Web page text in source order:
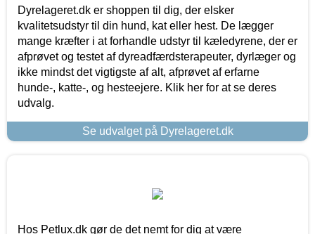
Dyrelageret.dk er shoppen til dig, der elsker
kvalitetsudstyr til din hund, kat eller hest. De lægger
mange kræfter i at forhandle udstyr til kæledyrene, der er
afprøvet og testet af dyreadfærdsterapeuter, dyrlæger og
ikke mindst det vigtigste af alt, afprøvet af erfarne
hunde-, katte-, og hesteejere. Klik her for at se deres
udvalg.
Se udvalget på Dyrelageret.dk
Hos Petlux.dk gør de det nemt for dig at være